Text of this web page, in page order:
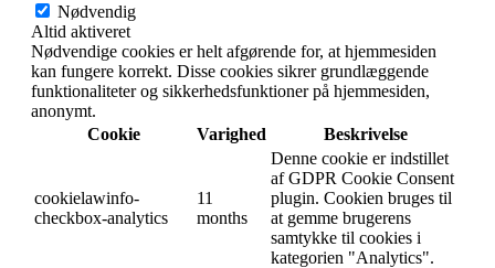
Nødvendig
Altid aktiveret
Nødvendige cookies er helt afgørende for, at hjemmesiden
kan fungere korrekt. Disse cookies sikrer grundlæggende
funktionaliteter og sikkerhedsfunktioner på hjemmesiden,
anonymt.
Cookie
Varighed Beskrivelse
cookielawinfo-
checkbox-analytics
11
months
Denne cookie er indstillet
af GDPR Cookie Consent
plugin. Cookien bruges til
at gemme brugerens
samtykke til cookies i
kategorien "Analytics".